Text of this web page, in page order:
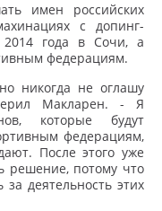
имен российских
с допинг-
года в Сочи, а
федерациям.
никогда не оглашу
Макларен. - Я
которые будут
федерациям,
После этого уже
решение, потому что
деятельность этих